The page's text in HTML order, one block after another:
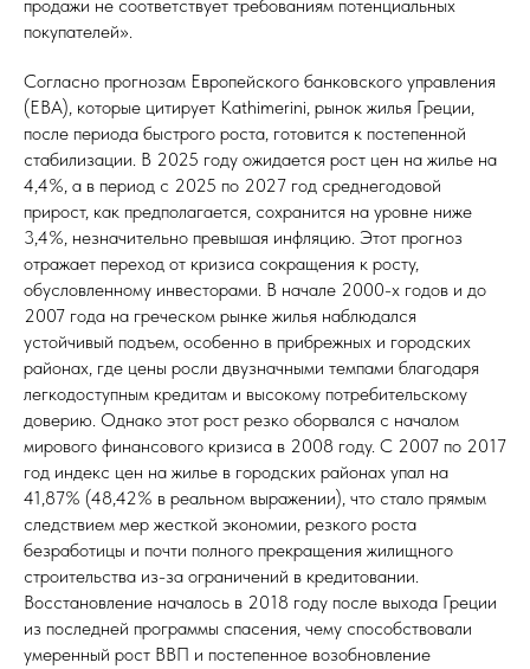
продажи не соответствует требованиям потенциальных
покупателей».
Согласно прогнозам Европейского банковского управления
(EBA), которые цитирует Kathimerini, рынок жилья Греции,
после периода быстрого роста, готовится к постепенной
стабилизации. В 2025 году ожидается рост цен на жилье на
4,4%, а в период с 2025 по 2027 год среднегодовой
прирост, как предполагается, сохранится на уровне ниже
3,4%, незначительно превышая инфляцию. Этот прогноз
отражает переход от кризиса сокращения к росту,
обусловленному инвесторами. В начале 2000-х годов и до
2007 года на греческом рынке жилья наблюдался
устойчивый подъем, особенно в прибрежных и городских
районах, где цены росли двузначными темпами благодаря
легкодоступным кредитам и высокому потребительскому
доверию. Однако этот рост резко оборвался с началом
мирового финансового кризиса в 2008 году. С 2007 по 2017
год индекс цен на жилье в городских районах упал на
41,87% (48,42% в реальном выражении), что стало прямым
следствием мер жесткой экономии, резкого роста
безработицы и почти полного прекращения жилищного
строительства из-за ограничений в кредитовании.
Восстановление началось в 2018 году после выхода Греции
из последней программы спасения, чему способствовали
умеренный рост ВВП и постепенное возобновление